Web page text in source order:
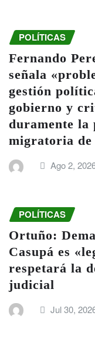
POLÍTICAS
Fernando
señala
gestión
gobierno y
duramente la
migratoria
Ago 2,
POLÍTICAS
Ortuño:
Casupá es
respetará la
judicial
Jul 30,